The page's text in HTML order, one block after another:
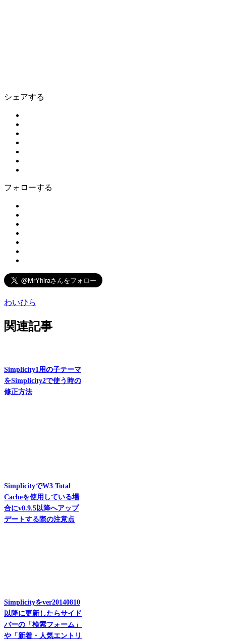
シェアする
フォローする
わいひら
関連記事
Simplicity1用の子テーマ
をSimplicity2で使う時の
修正方法
SimplicityでW3 Total
Cacheを使用している場
合にv0.9.5以降へアップ
デートする際の注意点
Simplicityをver20140810
以降に更新したらサイド
バーの「検索フォーム」
や「新着・人気エントリ